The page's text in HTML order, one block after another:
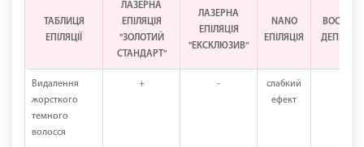
Видалення
жорсткого
темного
волосся
+ -
слабкий
ефект
ТАБЛИЦЯ
ЕПІЛЯЦІЇ
ЛАЗЕРНА
ЕПІЛЯЦІЯ
"ЗОЛОТИЙ
СТАНДАРТ"
ЛАЗЕРНА
ЕПІЛЯЦІЯ
"ЕКСКЛЮЗИВ"
NANO
ЕПІЛЯЦІЯ
ВОСКОВА